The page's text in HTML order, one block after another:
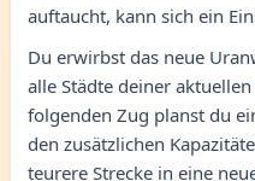
auftaucht, kann sich ein
Du erwirbst das neue
alle Städte deiner
folgenden Zug planst du
den zusätzlichen
teurere Strecke in eine